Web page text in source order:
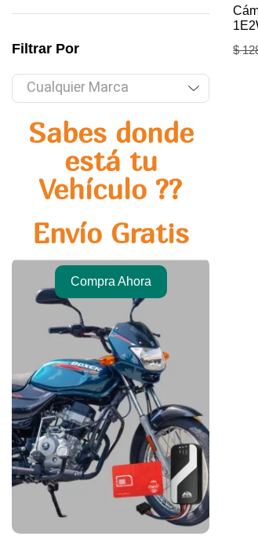
Filtrar Por
Cualquier Marca
Sabes donde
está tu
Vehículo ??
Envío Gratis
Compra Ahora
$